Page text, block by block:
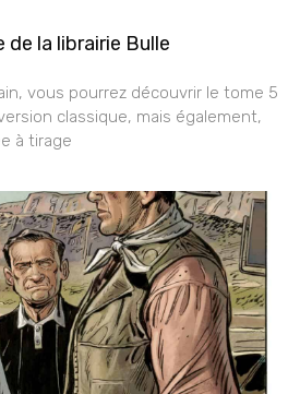
la librairie Bulle
vous pourrez découvrir le tome 5
classique, mais également,
à tirage